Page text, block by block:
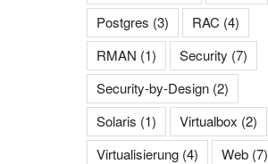
Postgres (3) RAC (4)
RMAN (1) Security (7)
Security-by-Design (2)
Solaris (1) Virtualbox (2)
Virtualisierung (4) Web (7)